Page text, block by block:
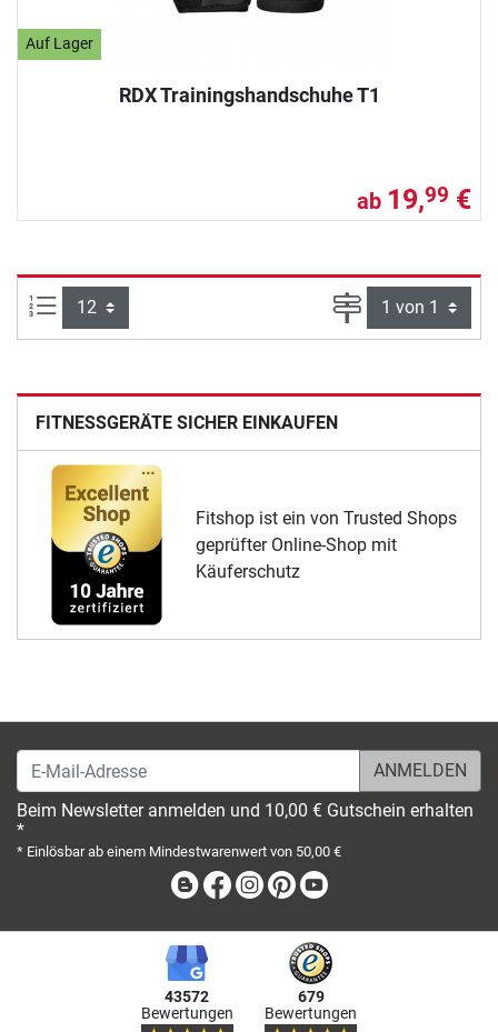
Auf Lager
RDX Trainingshandschuhe T1
ab 19,99 €
Artikel pro Seite: Seite
FITNESSGERÄTE SICHER EINKAUFEN
Fitshop ist ein von Trusted Shops
geprüfter Online-Shop mit
Käuferschutz
E-Mail-Adresse
Beim Newsletter anmelden und 10,00 € Gutschein erhalten
*
* Einlösbar ab einem Mindestwarenwert von 50,00 €
BlogFacebook
Instagram
Pinterest
43572
Bewertungen
679
Bewertungen